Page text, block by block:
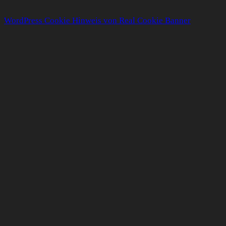
WordPress Cookie Hinweis von Real Cookie Banner